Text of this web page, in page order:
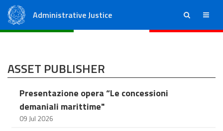
Administrative Justice ricerca menu
ASSET PUBLISHER
Presentazione opera “Le concessioni
demaniali marittime"
09 Jul 2026